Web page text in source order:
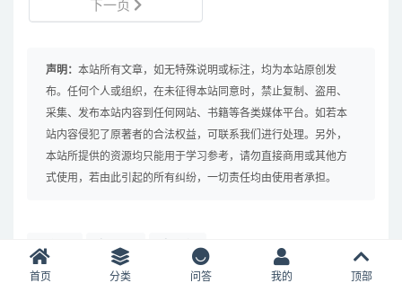
下一页
声明： 本站所有文章，如无特殊说明或标注，均为本站原创发
布。任何个人或组织，在未征得本站同意时，禁止复制、盗用、
采集、发布本站内容到任何网站、书籍等各类媒体平台。如若本
站内容侵犯了原著者的合法权益，可联系我们进行处理。另外，
本站所提供的资源均只能用于学习参考，请勿直接商用或其他方
式使用，若由此引起的所有纠纷，一切责任均由使用者承担。
打赏 收藏 链接
首页 分类 问答 我的 顶部